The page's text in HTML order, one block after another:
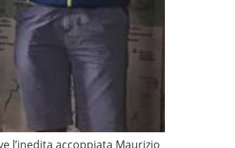
l’inedita accoppiata Maurizio